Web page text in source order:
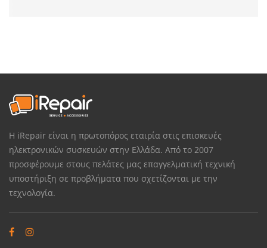
Η iRepair είναι η πρωτοπόρος εταιρία στις επισκευές
ηλεκτρονικών συσκευών στην Ελλάδα. Από το 2007
προσφέρουμε στους πελάτες μας επαγγελματική τεχνική
υποστήριξη σε προβλήματα που σχετίζονται με την
τεχνολογία.